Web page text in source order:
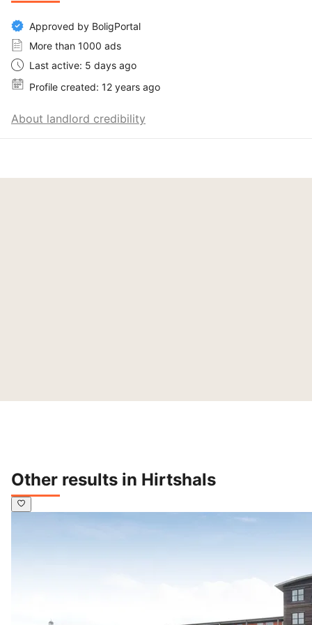
love ved underskrivelse af lejekontrakten).
vær. 3 stk. 4 vær.
__
Approved by BoligPortal
More than 1000 ads
Last active: 5 days ago
Profile created: 12 years ago
About landlord credibility
Other results in Hirtshals